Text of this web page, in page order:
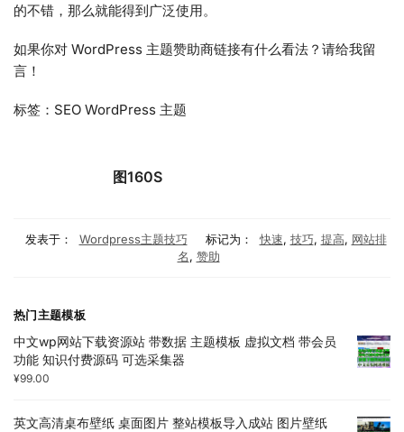
的不错，那么就能得到广泛使用。
如果你对 WordPress 主题赞助商链接有什么看法？请给我留
言！
标签：SEO WordPress 主题
图160S
发表于： Wordpress主题技巧 标记为： 快速, 技巧, 提高, 网站排
名, 赞助
热门主题模板
中文wp网站下载资源站 带数据 主题模板 虚拟文档 带会员
功能 知识付费源码 可选采集器
¥99.00
英文高清桌布壁纸 桌面图片 整站模板导入成站 图片壁纸